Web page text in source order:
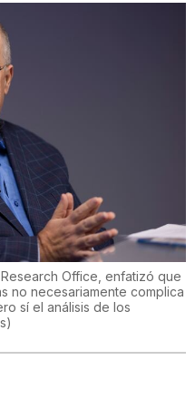
Office, enfatizó que
no necesariamente complica
sí el análisis de los
)